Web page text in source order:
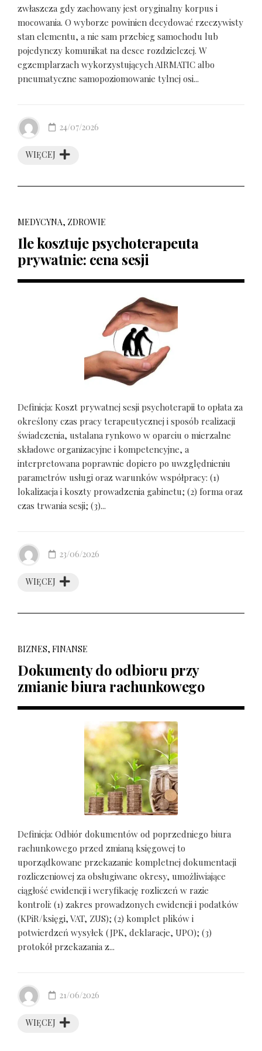
zwłaszcza gdy zachowany jest oryginalny korpus i
mocowania. O wyborze powinien decydować rzeczywisty
stan elementu, a nie sam przebieg samochodu lub
pojedynczy komunikat na desce rozdzielczej. W
egzemplarzach wykorzystujących AIRMATIC albo
pneumatyczne samopoziomowanie tylnej osi...
WIĘCEJ
24/07/2026
MEDYCYNA, ZDROWIE
Ile kosztuje psychoterapeuta
prywatnie: cena sesji
Definicja: Koszt prywatnej sesji psychoterapii to opłata za
określony czas pracy terapeutycznej i sposób realizacji
świadczenia, ustalana rynkowo w oparciu o mierzalne
składowe organizacyjne i kompetencyjne, a
interpretowana poprawnie dopiero po uwzględnieniu
parametrów usługi oraz warunków współpracy: (1)
lokalizacja i koszty prowadzenia gabinetu; (2) forma oraz
czas trwania sesji; (3)...
WIĘCEJ
23/06/2026
BIZNES, FINANSE
Dokumenty do odbioru przy
zmianie biura rachunkowego
Definicja: Odbiór dokumentów od poprzedniego biura
rachunkowego przed zmianą księgowej to
uporządkowane przekazanie kompletnej dokumentacji
rozliczeniowej za obsługiwane okresy, umożliwiające
ciągłość ewidencji i weryfikację rozliczeń w razie
kontroli: (1) zakres prowadzonych ewidencji i podatków
(KPiR/księgi, VAT, ZUS); (2) komplet plików i
potwierdzeń wysyłek (JPK, deklaracje, UPO); (3)
protokół przekazania z...
WIĘCEJ
21/06/2026